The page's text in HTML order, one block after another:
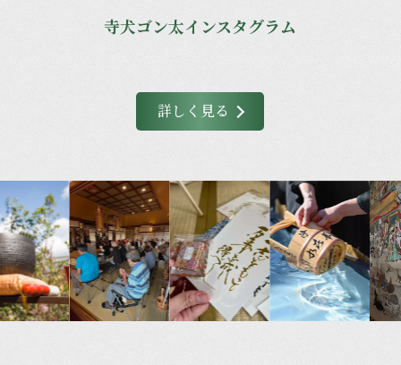
寺犬ゴン太インスタグラム
詳しく見る